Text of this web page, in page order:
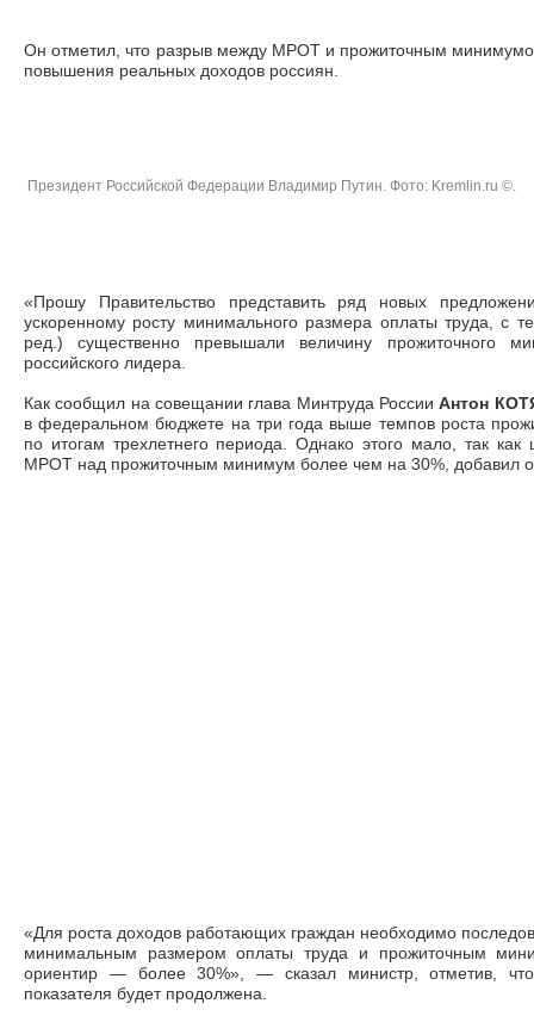
Он отметил, что разрыв между МРОТ и прожиточным
повышения реальных доходов россиян.
Президент Российской Федерации Владимир Путин. Фото: Kremlin.ru ©.
«Прошу Правительство представить ряд новых
ускоренному росту минимального размера оплаты труда,
ред.) существенно превышали величину прожиточного
российского лидера.
Как сообщил на совещании глава Минтруда РоссииАнтон
в федеральном бюджете на три года выше темпов роста
по итогам трехлетнего периода. Однако этого мало, так
МРОТ над прожиточным минимум более чем на 30%, добавил
«Для роста доходов работающих граждан необходимо
минимальным размером оплаты труда и прожиточным
ориентир — более 30%», — сказал министр, отметив,
показателя будет продолжена.